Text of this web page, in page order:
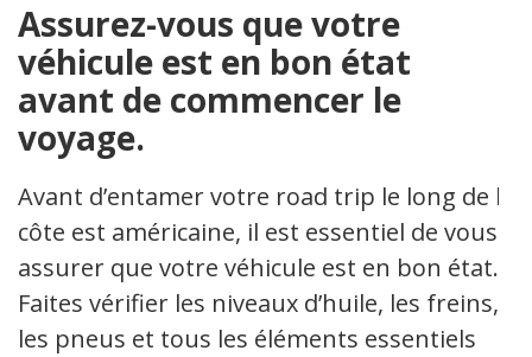
Assurez-vous que votre
véhicule est en bon état
avant de commencer le
voyage.
Avant d’entamer votre road trip le long de la
côte est américaine, il est essentiel de vous
assurer que votre véhicule est en bon état.
Faites vérifier les niveaux d’huile, les freins,
les pneus et tous les éléments essentiels